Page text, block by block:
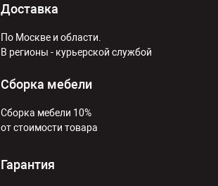
Доставка
По Москве и области.
В регионы - курьерской службой
Сборка мебели
Сборка мебели 10%
от стоимости товара
Гарантия